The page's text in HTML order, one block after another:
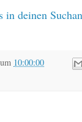
in deinen
um 10:00:00